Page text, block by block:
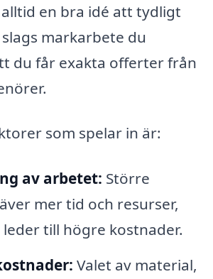
en bra idé att tydligt
markarbete du
du får exakta offerter från
som spelar in är:
av arbetet: Större
mer tid och resurser,
till högre kostnader.
Valet av material,